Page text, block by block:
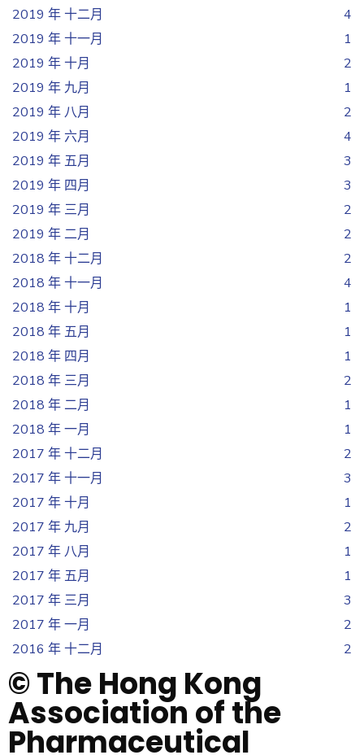
2019 年 十二月
4
2019 年 十一月
1
2019 年 十月
2
2019 年 九月
1
2019 年 八月
2
2019 年 六月
4
2019 年 五月
3
2019 年 四月
3
2019 年 三月
2
2019 年 二月
2
2018 年 十二月
2
2018 年 十一月
4
2018 年 十月
1
2018 年 五月
1
2018 年 四月
1
2018 年 三月
2
2018 年 二月
1
2018 年 一月
1
2017 年 十二月
2
2017 年 十一月
3
2017 年 十月
1
2017 年 九月
2
2017 年 八月
1
2017 年 五月
1
2017 年 三月
3
2017 年 一月
2
2016 年 十二月
2
© The Hong Kong
Association of the
Pharmaceutical